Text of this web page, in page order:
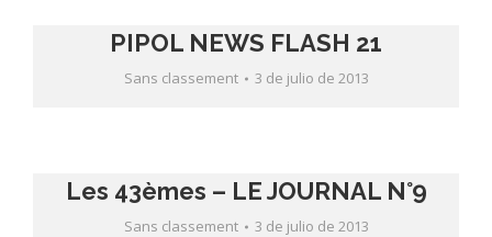
PIPOL NEWS FLASH 21
Sans classement 3 de julio de 2013
Les 43èmes – LE JOURNAL N°9
Sans classement 3 de julio de 2013